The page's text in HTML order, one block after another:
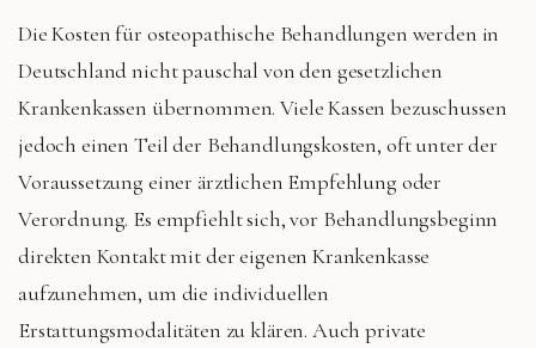
Die Kosten für osteopathische Behandlungen werden in
Deutschland nicht pauschal von den gesetzlichen
Krankenkassen übernommen. Viele Kassen bezuschussen
jedoch einen Teil der Behandlungskosten, oft unter der
Voraussetzung einer ärztlichen Empfehlung oder
Verordnung. Es empfiehlt sich, vor Behandlungsbeginn
direkten Kontakt mit der eigenen Krankenkasse
aufzunehmen, um die individuellen
Erstattungsmodalitäten zu klären. Auch private